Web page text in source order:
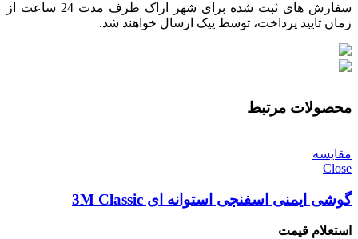
سفارش های ثبت شده برای شهر اراک ظرف مدت 24 ساعت از
زمان تایید پرداخت، توسط پیک ارسال خواهند شد.
محصولات مرتبط
مقایسه
Close
گوشی ایمنی اسفنجی استوانه ای 3M Classic
استعلام قیمت